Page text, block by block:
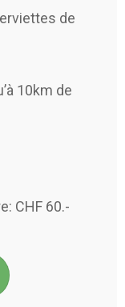
de
10km de
CHF 60.-